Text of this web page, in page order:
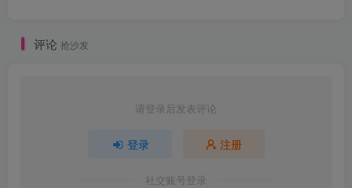
评论 抢沙发
请登录后发表评论
登录 注册
社交账号登录